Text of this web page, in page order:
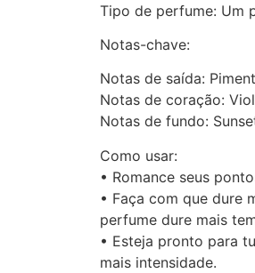
Tipo de perfume: Um
Notas-chave:
Notas de saída:
Notas de coração:
Notas de fundo:
Como usar:
• Romance seus
• Faça com que dure
perfume dure mais
• Esteja pronto para
mais intensidade.